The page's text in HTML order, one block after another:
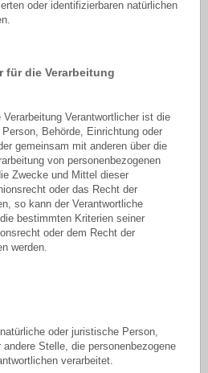
oder identifizierbaren natürlichen
für die Verarbeitung
Verantwortlicher ist die
Behörde, Einrichtung oder
gemeinsam mit anderen über die
von personenbezogenen
Zwecke und Mittel dieser
oder das Recht der
so kann der Verantwortliche
bestimmten Kriterien seiner
oder dem Recht der
werden.
oder juristische Person,
andere Stelle, die personenbezogene
verarbeitet.